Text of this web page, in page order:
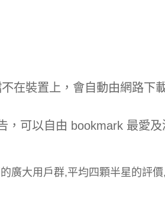
在裝置上，會自動由網路下
，可以自由 bookmark 最愛及
廣大用戶群,平均四顆半星的評